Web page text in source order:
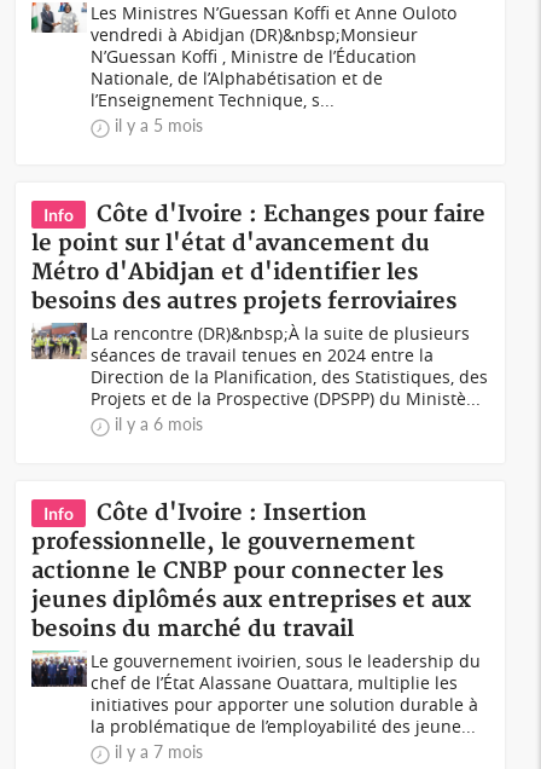
Les Ministres N’Guessan Koffi et Anne Ouloto
vendredi à Abidjan (DR)&nbsp;Monsieur
N’Guessan Koffi , Ministre de l’Éducation
Nationale, de l’Alphabétisation et de
l’Enseignement Technique, s...
il y a 5 mois
Info
Côte d'Ivoire : Echanges pour faire
le point sur l'état d'avancement du
Métro d'Abidjan et d'identifier les
besoins des autres projets ferroviaires
La rencontre (DR)&nbsp;À la suite de plusieurs
séances de travail tenues en 2024 entre la
Direction de la Planification, des Statistiques, des
Projets et de la Prospective (DPSPP) du Ministè...
il y a 6 mois
Info
Côte d'Ivoire : Insertion
professionnelle, le gouvernement
actionne le CNBP pour connecter les
jeunes diplômés aux entreprises et aux
besoins du marché du travail
Le gouvernement ivoirien, sous le leadership du
chef de l’État Alassane Ouattara, multiplie les
initiatives pour apporter une solution durable à
la problématique de l’employabilité des jeune...
il y a 7 mois